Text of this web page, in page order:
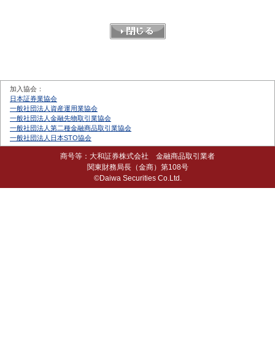
加入協会：
日本証券業協会
一般社団法人資産運用業協会
一般社団法人金融先物取引業協会
一般社団法人第二種金融商品取引業協会
一般社団法人日本STO協会
商号等：大和証券株式会社 金融商品取引業者
関東財務局長（金商）第108号
©Daiwa Securities Co.Ltd.